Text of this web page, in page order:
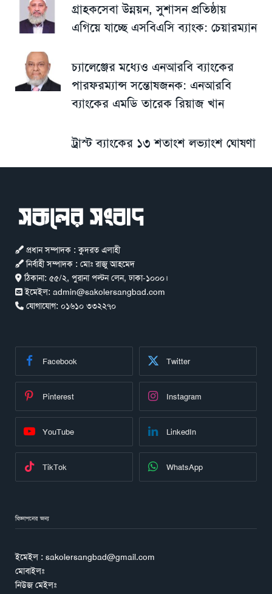
গ্রাহকসেবা উন্নয়ন, সুশাসন প্রতিষ্ঠায়
এগিয়ে যাচ্ছে এসবিএসি ব্যাংক: চেয়ারম্যান
চ্যালেঞ্জের মধ্যেও এনআরবি ব্যাংকের
পারফরম্যান্স সন্তোষজনক: এনআরবি
ব্যাংকের এমডি তারেক রিয়াজ খান
ট্রাস্ট ব্যাংকের ১৩ শতাংশ লভ্যাংশ ঘোষণা
প্রধান সম্পাদক : কুদরত এলাহী
নির্বাহী সম্পাদক : মোঃ রাজু আহমেদ
ঠিকানা: ৫৫/২, পুরানা পল্টন লেন, ঢাকা-১০০০।
ইমেইল: admin@sakolersangbad.com
যোগাযোগ: ০১৬১০ ৩৩২২৭০
Facebook Twitter
Pinterest Instagram
YouTube LinkedIn
TikTok WhatsApp
বিজ্ঞাপনের জন্য
ইমেইল : sakolersangbad@gmail.com
মোবাইলঃ
নিউজ মেইলঃ